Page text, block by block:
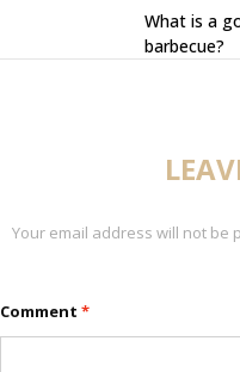
What is a
barbecue?
Your email address will not be
Comment *